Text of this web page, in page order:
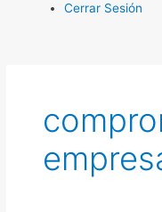
Cerrar Sesión